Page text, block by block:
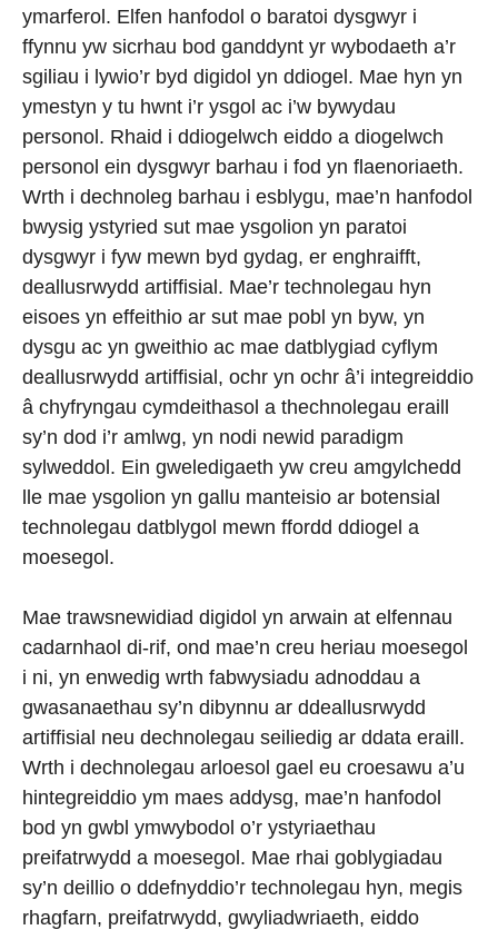
ymarferol. Elfen hanfodol o baratoi dysgwyr i
ffynnu yw sicrhau bod ganddynt yr wybodaeth a’r
sgiliau i lywio’r byd digidol yn ddiogel. Mae hyn yn
ymestyn y tu hwnt i’r ysgol ac i’w bywydau
personol. Rhaid i ddiogelwch eiddo a diogelwch
personol ein dysgwyr barhau i fod yn flaenoriaeth.
Wrth i dechnoleg barhau i esblygu, mae’n hanfodol
bwysig ystyried sut mae ysgolion yn paratoi
dysgwyr i fyw mewn byd gydag, er enghraifft,
deallusrwydd artiffisial. Mae’r technolegau hyn
eisoes yn effeithio ar sut mae pobl yn byw, yn
dysgu ac yn gweithio ac mae datblygiad cyflym
deallusrwydd artiffisial, ochr yn ochr â’i integreiddio
â chyfryngau cymdeithasol a thechnolegau eraill
sy’n dod i’r amlwg, yn nodi newid paradigm
sylweddol. Ein gweledigaeth yw creu amgylchedd
lle mae ysgolion yn gallu manteisio ar botensial
technolegau datblygol mewn ffordd ddiogel a
moesegol.
Mae trawsnewidiad digidol yn arwain at elfennau
cadarnhaol di-rif, ond mae’n creu heriau moesegol
i ni, yn enwedig wrth fabwysiadu adnoddau a
gwasanaethau sy’n dibynnu ar ddeallusrwydd
artiffisial neu dechnolegau seiliedig ar ddata eraill.
Wrth i dechnolegau arloesol gael eu croesawu a’u
hintegreiddio ym maes addysg, mae’n hanfodol
bod yn gwbl ymwybodol o’r ystyriaethau
preifatrwydd a moesegol. Mae rhai goblygiadau
sy’n deillio o ddefnyddio’r technolegau hyn, megis
rhagfarn, preifatrwydd, gwyliadwriaeth, eiddo